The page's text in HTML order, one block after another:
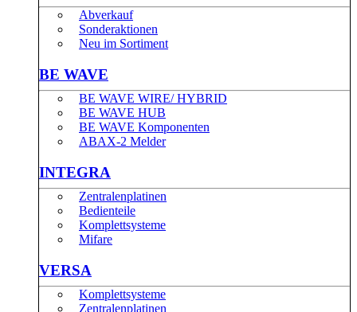
Abverkauf
Sonderaktionen
Neu im Sortiment
BE WAVE
BE WAVE WIRE/ HYBRID
BE WAVE HUB
BE WAVE Komponenten
ABAX-2 Melder
INTEGRA
Zentralenplatinen
Bedienteile
Komplettsysteme
Mifare
VERSA
Komplettsysteme
Zentralenplatinen